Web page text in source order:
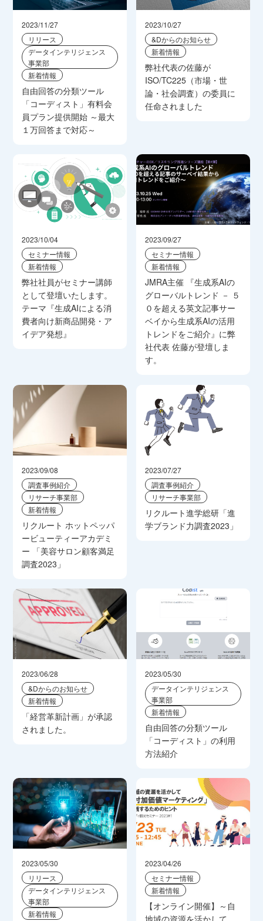
2023/11/27
リリース
データインテリジェンス
事業部
新着情報
自由回答の分類ツール
「コーディスト」有料会
員プラン提供開始 ～最大
１万回答まで対応～
2023/10/27
&Dからのお知らせ
新着情報
弊社代表の佐藤が
ISO/TC225（市場・世
論・社会調査）の委員に
任命されました
2023/10/04
セミナー情報
新着情報
弊社社員がセミナー講師
として登壇いたします。
テーマ『生成AIによる消
費者向け新商品開発・ア
イデア発想』
2023/09/27
セミナー情報
新着情報
JMRA主催 『生成系AIの
グローバルトレンド － ５
０を超える英文記事サー
ベイから生成系AIの活用
トレンドをご紹介』に弊
社代表 佐藤が登壇しま
す。
2023/09/08
調査事例紹介
リサーチ事業部
新着情報
リクルート ホットペッパ
ービューティーアカデミ
ー 「美容サロン顧客満足
調査2023」
2023/07/27
調査事例紹介
リサーチ事業部
リクルート進学総研「進
学ブランド力調査2023」
2023/06/28
&Dからのお知らせ
新着情報
「経営革新計画」が承認
されました。
2023/05/30
データインテリジェンス
事業部
新着情報
自由回答の分類ツール
「コーディスト」の利用
方法紹介
2023/05/30
リリース
データインテリジェンス
事業部
新着情報
2023/04/26
セミナー情報
新着情報
【オンライン開催】～自
地域の資源を活かして